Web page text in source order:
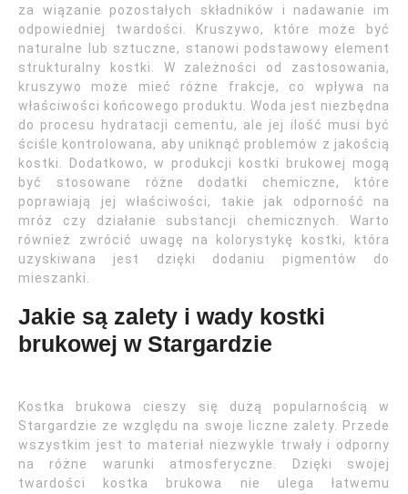
za wiązanie pozostałych składników i nadawanie im
odpowiedniej twardości. Kruszywo, które może być
naturalne lub sztuczne, stanowi podstawowy element
strukturalny kostki. W zależności od zastosowania,
kruszywo może mieć różne frakcje, co wpływa na
właściwości końcowego produktu. Woda jest niezbędna
do procesu hydratacji cementu, ale jej ilość musi być
ściśle kontrolowana, aby uniknąć problemów z jakością
kostki. Dodatkowo, w produkcji kostki brukowej mogą
być stosowane różne dodatki chemiczne, które
poprawiają jej właściwości, takie jak odporność na
mróz czy działanie substancji chemicznych. Warto
również zwrócić uwagę na kolorystykę kostki, która
uzyskiwana jest dzięki dodaniu pigmentów do
mieszanki.
Jakie są zalety i wady kostki
brukowej w Stargardzie
Kostka brukowa cieszy się dużą popularnością w
Stargardzie ze względu na swoje liczne zalety. Przede
wszystkim jest to materiał niezwykle trwały i odporny
na różne warunki atmosferyczne. Dzięki swojej
twardości kostka brukowa nie ulega łatwemu